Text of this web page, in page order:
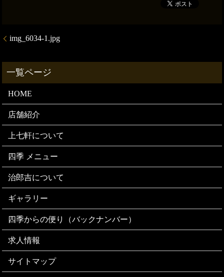
img_6034-1.jpg
HOME
店舗紹介
上七軒について
四季 メニュー
治郎吉について
ギャラリー
四季からの便り（バックナンバー）
求人情報
サイトマップ